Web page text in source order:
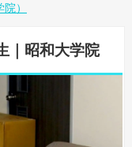
）
｜昭和大学院